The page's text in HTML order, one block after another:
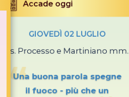
Accade oggi
GIOVEDÌ 02 LUGLIO
Ss. Processo e Martiniano mm.
Una buona parola spegne
il fuoco - più che un